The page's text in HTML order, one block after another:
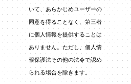
いて、あらかじめユーザーの
同意を得ることなく、第三者
に個人情報を提供することは
ありません。ただし、個人情
報保護法その他の法令で認め
られる場合を除きます。